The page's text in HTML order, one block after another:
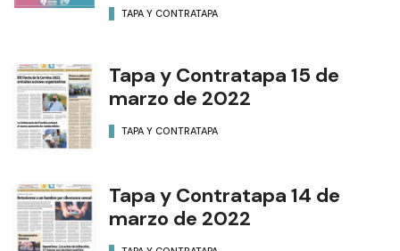
TAPA Y CONTRATAPA
Tapa y Contratapa 15 de
marzo de 2022
TAPA Y CONTRATAPA
Tapa y Contratapa 14 de
marzo de 2022